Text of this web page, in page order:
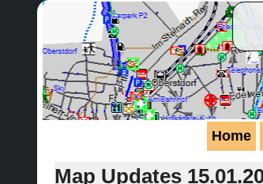
Home
Map Updates